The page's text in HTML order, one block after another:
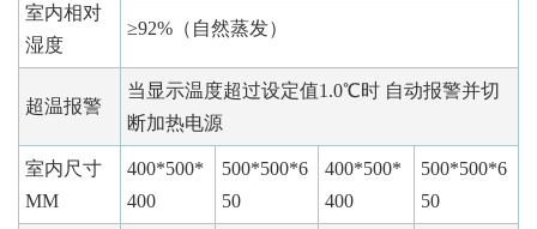
室内相对
湿度
≥92%（自然蒸发）
超温报警
当显示温度超过设定值1.0℃时 自动报警并切
断加热电源
室内尺寸
MM
400*500*
400
500*500*6
50
400*500*
400
500*500*6
50